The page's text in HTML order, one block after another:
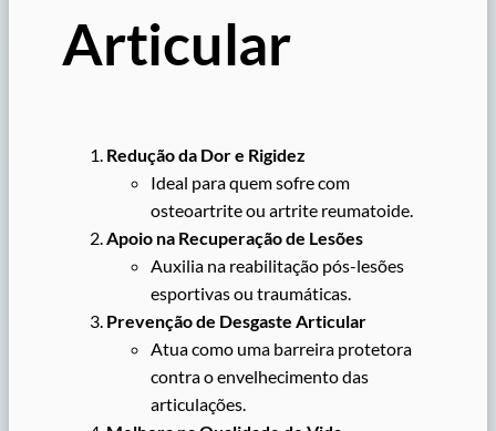
Articular
Redução da Dor e Rigidez
Ideal para quem sofre com
osteoartrite ou artrite reumatoide.
Apoio na Recuperação de Lesões
Auxilia na reabilitação pós-lesões
esportivas ou traumáticas.
Prevenção de Desgaste Articular
Atua como uma barreira protetora
contra o envelhecimento das
articulações.